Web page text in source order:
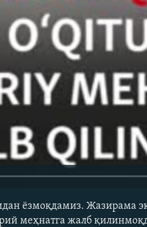
ёзмоқдамиз. Жазирама
меҳнатга жалб